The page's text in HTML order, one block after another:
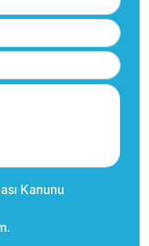
Kanunu